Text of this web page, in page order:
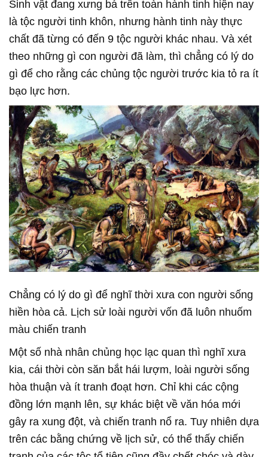
Sinh vật đang xưng bá trên toàn hành tinh hiện nay
là tộc người tinh khôn, nhưng hành tinh này thực
chất đã từng có đến 9 tộc người khác nhau. Và xét
theo những gì con người đã làm, thì chẳng có lý do
gì để cho rằng các chủng tộc người trước kia tỏ ra ít
bạo lực hơn.
Chẳng có lý do gì để nghĩ thời xưa con người sống
hiền hòa cả. Lịch sử loài người vốn đã luôn nhuốm
màu chiến tranh
Một số nhà nhân chủng học lạc quan thì nghĩ xưa
kia, cái thời còn săn bắt hái lượm, loài người sống
hòa thuận và ít tranh đoạt hơn. Chỉ khi các cộng
đồng lớn mạnh lên, sự khác biệt về văn hóa mới
gây ra xung đột, và chiến tranh nổ ra. Tuy nhiên dựa
trên các bằng chứng về lịch sử, có thể thấy chiến